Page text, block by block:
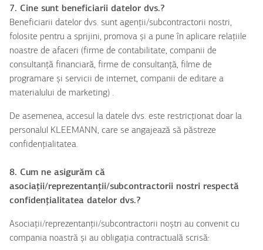
7. Cine sunt beneficiarii datelor dvs.?
Beneficiarii datelor dvs. sunt agenții/subcontractorii nostri,
folosite pentru a sprijini, promova și a pune în aplicare relațiile
noastre de afaceri (firme de contabilitate, companii de
consultanță financiară, firme de consultanță, filme de
programare și servicii de internet, companii de editare a
materialului de marketing) .
De asemenea, accesul la datele dvs. este restricționat doar la
personalul KLEEMANN, care se angajează să păstreze
confidențialitatea.
8. Cum ne asigurăm că
asociații/reprezentanții/subcontractorii nostri respectă
confidențialitatea datelor dvs.?
Asociații/reprezentanții/subcontractorii noștri au convenit cu
compania noastră și au obligația contractuală scrisă: